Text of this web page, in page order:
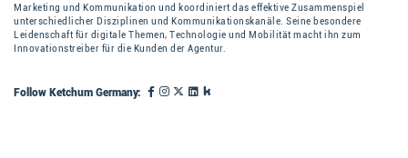
Marketing und Kommunikation und koordiniert das effektive Zusammenspiel
unterschiedlicher Disziplinen und Kommunikationskanäle. Seine besondere
Leidenschaft für digitale Themen, Technologie und Mobilität macht ihn zum
Innovationstreiber für die Kunden der Agentur.
Follow Ketchum Germany: